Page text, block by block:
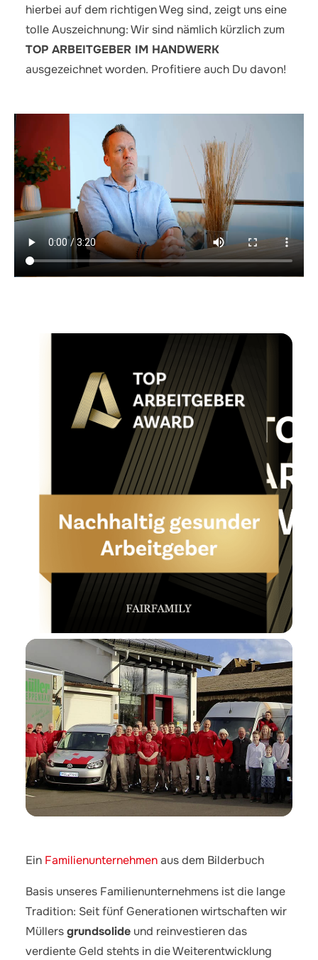
hierbei auf dem richtigen Weg sind, zeigt uns eine
tolle Auszeichnung: Wir sind nämlich kürzlich zum
TOP ARBEITGEBER IM HANDWERK
ausgezeichnet worden. Profitiere auch Du davon!
Ein Familienunternehmenaus dem Bilderbuch
Basis unseres Familienunternehmens ist die lange
Tradition: Seit fünf Generationen wirtschaften wir
Müllersgrundsolide und reinvestieren das
verdiente Geld stehts in die Weiterentwicklung